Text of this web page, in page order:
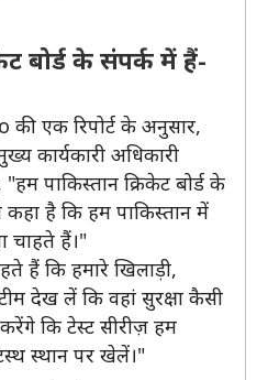
बोर्ड के संपर्क में हैं-
एक रिपोर्ट के अनुसार,
कार्यकारी अधिकारी
"हम पाकिस्तान क्रिकेट बोर्ड के
है कि हम पाकिस्तान में
चाहते हैं।"
हैं कि हमारे खिलाड़ी,
देख लें कि वहां सुरक्षा कैसी
कि टेस्ट सीरीज़ हम
स्थान पर खेलें।"